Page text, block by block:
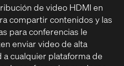
de video HDMI en
compartir contenidos y las
para conferencias le
enviar video de alta
a cualquier plataforma de